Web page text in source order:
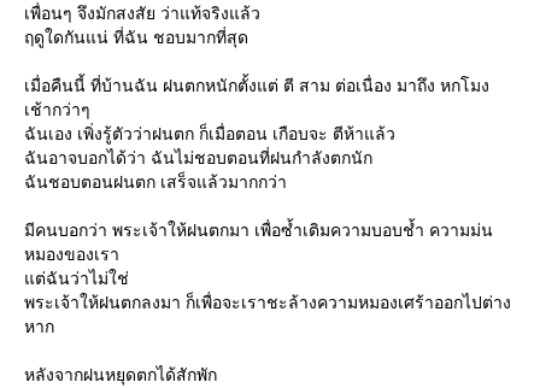
เพื่อนๆ จึงมักสงสัย ว่าแท้จริงแล้ว
ฤดูใดกันแน่ ที่ฉัน ชอบมากที่สุด
เมื่อคืนนี้ ที่บ้านฉัน ฝนตกหนักตั้งแต่ ตี สาม ต่อเนื่อง มาถึง หกโมง
เช้ากว่าๆ
ฉันเอง เพิ่งรู้ตัวว่าฝนตก ก็เมื่อตอน เกือบจะ ตีห้าแล้ว
ฉันอาจบอกได้ว่า ฉันไม่ชอบตอนที่ฝนกำลังตกนัก
ฉันชอบตอนฝนตก เสร็จแล้วมากกว่า
มีคนบอกว่า พระเจ้าให้ฝนตกมา เพื่อซ้ำเติมความบอบช้ำ ความม่น
หมองของเรา
ต่ฉันว่าไม่ใช่
พระเจ้าให้ฝนตกลงมา ก็เพื่อจะเราชะล้างความหมองเศร้าออกไปต่าง
หาก
หลังจากฝนหยุดตกได้สักพัก